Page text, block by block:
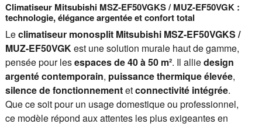
Climatiseur Mitsubishi MSZ-EF50VGKS / MUZ-EF50VGK :
technologie, élégance argentée et confort total
Leclimatiseur monosplit Mitsubishi MSZ-EF50VGKS /
MUZ-EF50VGKest une solution murale haut de gamme,
pensée pour lesespaces de 40 à 50 m². Il alliedesign
argenté contemporain, puissance thermique élevée,
silence de fonctionnementetconnectivité intégrée.
Que ce soit pour un usage domestique ou professionnel,
ce modèle répond aux attentes les plus exigeantes en